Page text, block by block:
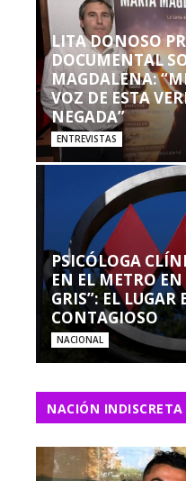
LITA DONOSO
DOCUMENTAL
MAGDALENA:
VOZ DE ESTA
NEGADA”
ENTREVISTAS
PSICÓLOGA
EN EL METRO
GRIS”: EL LUGAR
CONTAGIOSO
NACIONAL
NACIÓN INDISCRETA